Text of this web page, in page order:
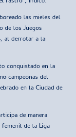
las mieles del
de los Juegos
al derrotar a la
conquistado en la
campeonas del
en la Ciudad de
de manera
femenil de la Liga